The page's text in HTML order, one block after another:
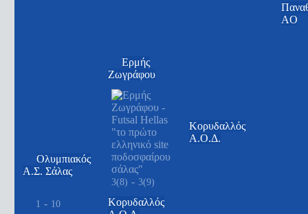
AO
Ερμής
Ζωγράφου
3(8) - 3(9)
Κορυδαλλός
Α.Ο.Δ.
Ολυμπιακός
Α.Σ. Σάλας
1 - 10
Κορυδαλλός